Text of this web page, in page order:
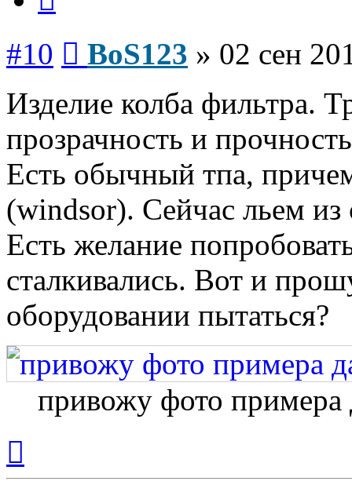
#10 BoS123 » 02 сен
Изделие колба фильтра.
прозрачность и
Есть обычный тпа,
(windsor). Сейчас льем из
Есть желание
сталкивались. Вот и
оборудовании пытаться?
привожу фото примера
началу